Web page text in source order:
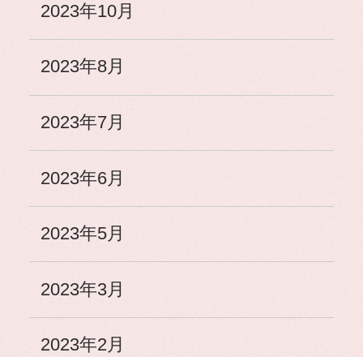
2023年10月
2023年8月
2023年7月
2023年6月
2023年5月
2023年3月
2023年2月